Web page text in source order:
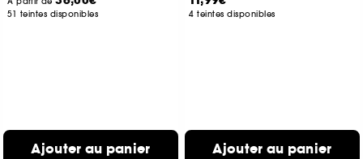
51 teintes disponibles
Ajouter au panier
4 teintes disponibles
Ajouter au panier